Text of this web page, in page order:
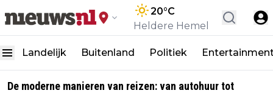
20°C
Heldere Hemel
Landelijk Buitenland Politiek
De moderne manieren van reizen: van autohuur tot